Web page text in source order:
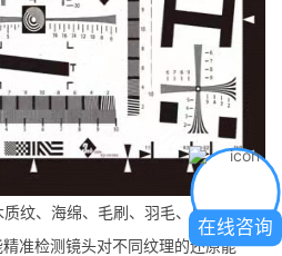
纹、海绵、毛刷、羽毛、黑绒布、
准检测镜头对不同纹理的还原能
在线咨询